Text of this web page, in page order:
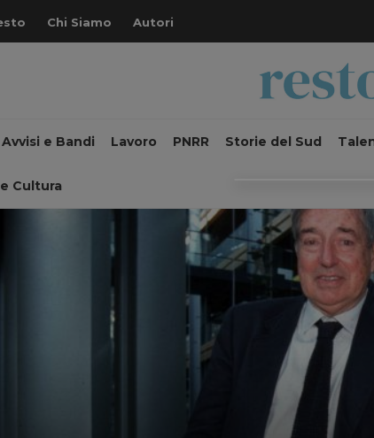
Chi Siamo Autori
Avvisi e Bandi Lavoro PNRR Storie del Sud
Cultura